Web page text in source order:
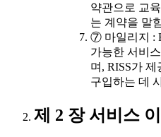
약관으로 교
는 계약을 말
⑦ 마일리지 :
가능한 서비
며, RISS가
구입하는 데
제 2 장 서비스